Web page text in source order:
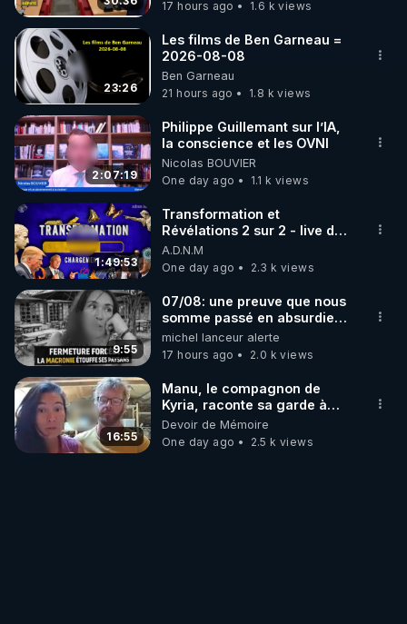
code : REGENERE10
▶ 30 jours gratuit sur l’application de méditation et
de bien-être ENVOL :
Rendez-vous sur https://www.envol.app/code
le code : REGENERE
17 hours ago 1.6 k views
23:26
Les films de Ben Garneau =
2026-08-08
Ben Garneau
21 hours ago
1.8 k views
2:07:19
Philippe Guillemant sur l’IA,
la conscience et les OVNI
Nicolas BOUVIER
One day ago
1.1 k views
1:49:53
Transformation et
Révélations 2 sur 2 - live du
07/08/26
A.D.N.M
One day ago
2.3 k views
9:55
07/08: une preuve que nous
somme passé en absurdie
une dictature qui veut faire
taire ses opposant !
michel lanceur alerte
17 hours ago
2.0 k views
16:55
Manu, le compagnon de
Kyria, raconte sa garde à
vue musclée. PARTAGEZ!
Devoir de Mémoire
One day ago
2.5 k views